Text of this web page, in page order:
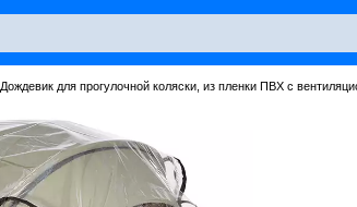
Дождевик для прогулочной коляски, из пленки ПВХ с